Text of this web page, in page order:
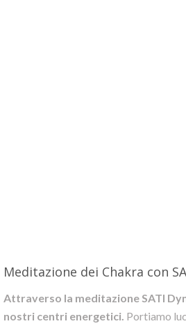
Meditazione dei Chakra con
Attraverso la meditazione SATI
nostri centri energetici. Portiamo